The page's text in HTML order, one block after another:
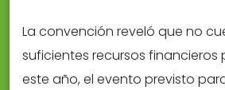
La convención reveló que no
suficientes recursos financieros
este año, el evento previsto